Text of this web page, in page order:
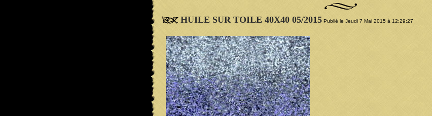
HUILE SUR TOILE 40X40 05/2015 Publié le Jeudi 7 Mai 2015 à 12:29:27